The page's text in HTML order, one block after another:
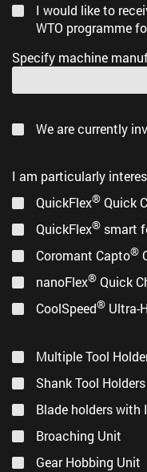
I would like to
WTO programme
Specify machine
We are currently
I am particularly
QuickFlex® Quick
QuickFlex® smart
Coromant Capto®
nanoFlex® Quick
CoolSpeed® Ultra-
Multiple Tool
Shank Tool
Blade holders with
Broaching Unit
Gear Hobbing Unit